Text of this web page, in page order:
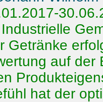
Getränke
auf der
hat der